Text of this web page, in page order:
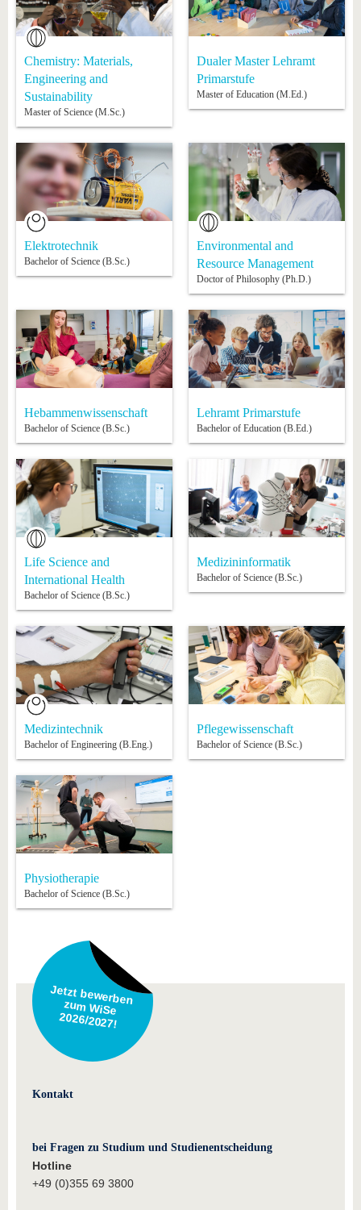
Chemistry: Materials,
Engineering and
Sustainability
Master of Science (M.Sc.)
Dualer Master Lehramt
Primarstufe
Master of Education (M.Ed.)
Elektrotechnik
Bachelor of Science (B.Sc.)
Environmental and
Resource Management
Doctor of Philosophy (Ph.D.)
Hebammenwissenschaft
Bachelor of Science (B.Sc.)
Lehramt Primarstufe
Bachelor of Education (B.Ed.)
Life Science and
International Health
Bachelor of Science (B.Sc.)
Medizininformatik
Bachelor of Science (B.Sc.)
Medizintechnik
Bachelor of Engineering (B.Eng.)
Pflegewissenschaft
Bachelor of Science (B.Sc.)
Physiotherapie
Bachelor of Science (B.Sc.)
Jetzt bewerben
zum WiSe
2026/2027!
Kontakt
bei Fragen zu Studium und Studienentscheidung
Hotline
+49 (0)355 69 3800